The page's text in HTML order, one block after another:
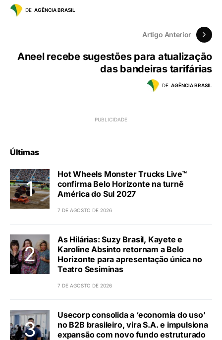
DE AGÊNCIA BRASIL
Artigo Anterior
Aneel recebe sugestões para atualização
das bandeiras tarifárias
DE AGÊNCIA BRASIL
Últimas
Hot Wheels Monster Trucks Live™
confirma Belo Horizonte na turnê
América do Sul 2027
7 DE AGOSTO DE 2026
As Hilárias: Suzy Brasil, Kayete e
Karoline Absinto retornam a Belo
Horizonte para apresentação única no
Teatro Sesiminas
7 DE AGOSTO DE 2026
Usecorp consolida a ‘economia do uso’
no B2B brasileiro, vira S.A. e impulsiona
expansão com novo fundo estruturado